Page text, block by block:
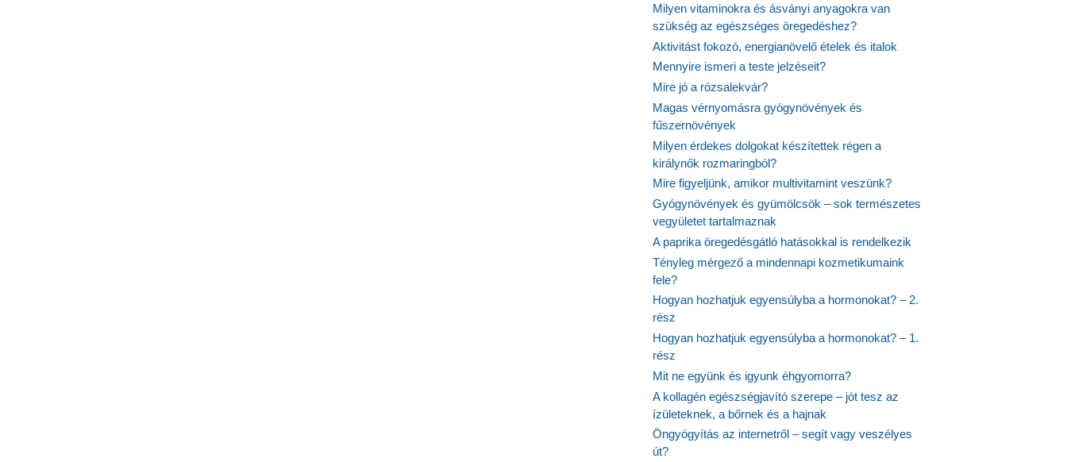
Milyen vitaminokra és ásványi anyagokra van
szükség az egészséges öregedéshez?
Aktivitást fokozó, energianövelő ételek és italok
Mennyire ismeri a teste jelzéseit?
Mire jó a rózsalekvár?
Magas vérnyomásra gyógynövények és
fűszernövények
Milyen érdekes dolgokat készítettek régen a
királynők rozmaringból?
Mire figyeljünk, amikor multivitamint veszünk?
Gyógynövények és gyümölcsök – sok természetes
vegyületet tartalmaznak
A paprika öregedésgátló hatásokkal is rendelkezik
Tényleg mérgező a mindennapi kozmetikumaink
fele?
Hogyan hozhatjuk egyensúlyba a hormonokat? – 2.
rész
Hogyan hozhatjuk egyensúlyba a hormonokat? – 1.
rész
Mit ne együnk és igyunk éhgyomorra?
A kollagén egészségjavító szerepe – jót tesz az
ízületeknek, a bőrnek és a hajnak
Öngyógyítás az internetről – segít vagy veszélyes
út?